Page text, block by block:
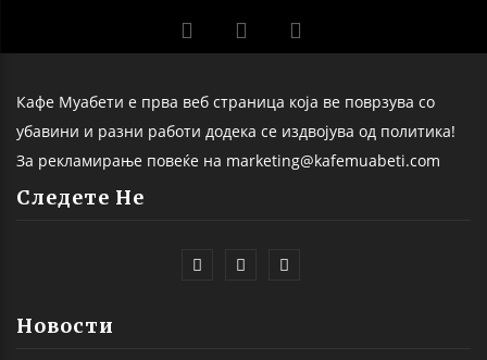
Кафе Муабети е прва веб страница која ве поврзува со
убавини и разни работи додека се издвојува од политика!
За рекламирање повеќе на marketing@kafemuabeti.com
Следете Не
Новости